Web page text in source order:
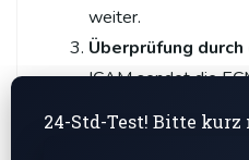
weiter.
Überprüfung
ICAM sendet die
Benutzers. Die
24-Std-Test! Bitte